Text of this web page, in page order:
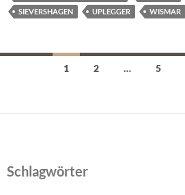
SIEVERSHAGEN
UPLEGGER WISMAR
Beitragsnavigation
1 2 … 5
Schlagwörter